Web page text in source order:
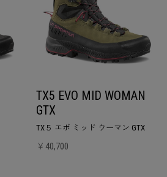
TX5 EVO MID WOMAN
GTX
TX５ エボ ミッド ウーマン GTX
￥40,700